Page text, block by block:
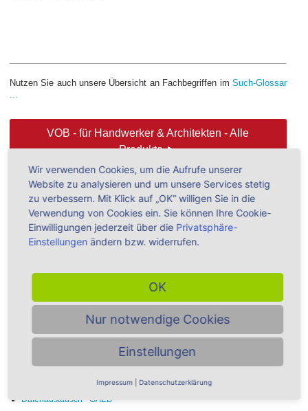
Nutzen Sie auch unsere Übersicht an Fachbegriffen im Such-Glossar
...
VOB - für Handwerker & Architekten - Alle
Produkte ►
Ausschreibung - Alle Produkte ►
Übersicht Themenbereiche -
Ausschreibung
Stammtexte
Vorbemerkungen / Vertragsbedingungen
Datenaustausch - GAEB
Wir verwenden Cookies, um die Aufrufe unserer
Website zu analysieren und um unsere Services stetig
zu verbessern. Mit Klick auf „OK“ willigen Sie in die
Verwendung von Cookies ein. Sie können Ihre Cookie-
Einwilligungen jederzeit über die Privatsphäre-
Einstellungen ändern bzw. widerrufen.
OK
Nur notwendige Cookies
Einstellungen
Impressum Datenschutzerklärung